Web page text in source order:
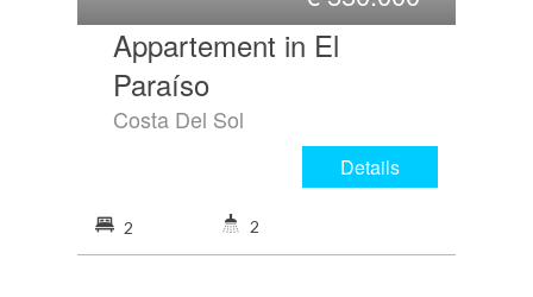
Appartement in El
Paraíso
Costa Del Sol
Details
2 2